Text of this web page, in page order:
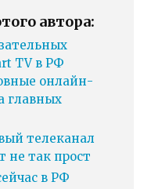
автора:
TV в РФ
онлайн-
главных
телеканал
не так прост
в РФ